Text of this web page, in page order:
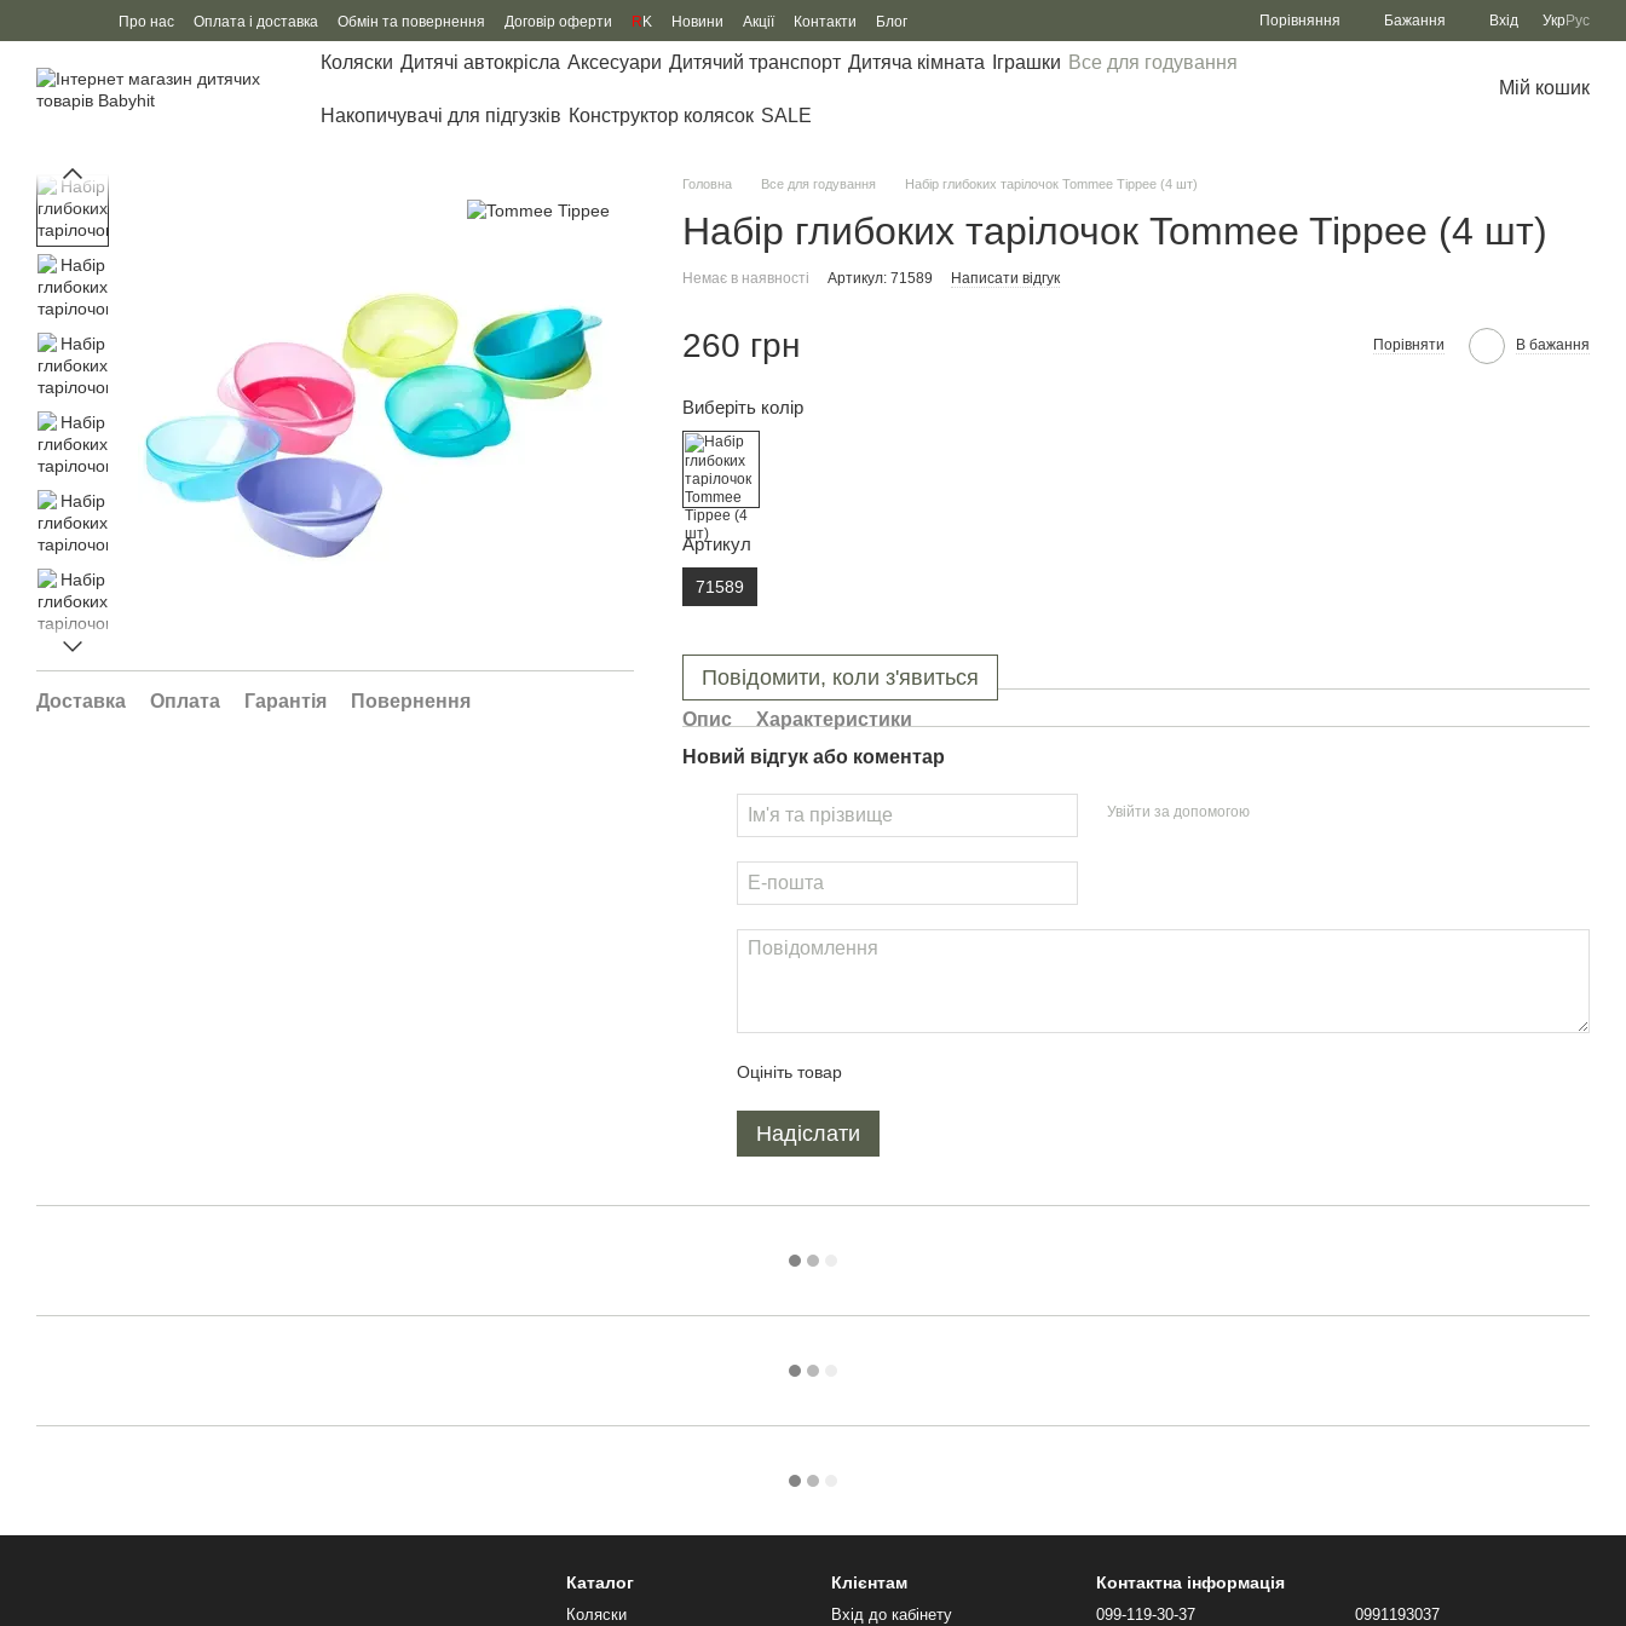
Перейти до основного контенту
Про нас Оплата і доставка Обмін та повернення Договір оферти R K Новини Акції Контакти Блог Порівняння Бажання Вхід УкрРус
Коляски Дитячі автокрісла Аксесуари Дитячий транспорт Дитяча кімната Іграшки Все для годування
Накопичувачі для підгузків Конструктор колясок SALE
Мій кошик
Доставка Оплата Гарантія Повернення
Головна Все для годування Набір глибоких тарілочок Tommee Tippee (4 шт)
Набір глибоких тарілочок Tommee Tippee (4 шт)
Немає в наявності Артикул: 71589 Написати відгук
260 грн Порівняти В бажання
Виберіть колір
Артикул
71589
Повідомити, коли з'явиться
Опис
Характеристики
Новий відгук або коментар
Увійти за допомогою
Оцініть товар
Надіслати
Каталог
Коляски
Клієнтам
Вхід до кабінету
Контактна інформація
099-119-30-37 0991193037